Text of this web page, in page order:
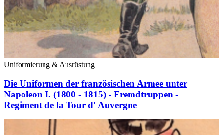
Uniformierung & Ausrüstung
Die Uniformen der französischen Armee unter
Napoleon I. (1800 - 1815) - Fremdtruppen -
Regiment de la Tour d' Auvergne